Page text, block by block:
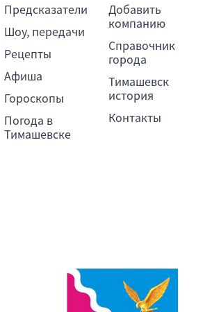
Предсказатели
Шоу, передачи
Рецепты
Афиша
Гороскопы
Погода в
Тимашевске
Добавить
компанию
Справочник
города
Тимашевск
история
Контакты